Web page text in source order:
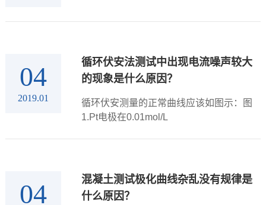
程。设置该功能是因为在某些高阻测量体
04
2019.01
循环伏安法测试中出现电流噪声较大
的现象是什么原因？
循环伏安测量的正常曲线应该如图示：图
1.Pt电极在0.01mol/L
04
混凝土测试极化曲线杂乱没有规律是
什么原因？